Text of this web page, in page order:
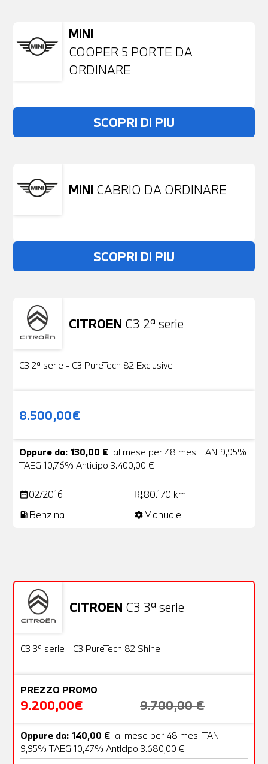
MINI
COOPER 5 PORTE DA
ORDINARE
SCOPRI DI PIU
MINI CABRIO DA ORDINARE
SCOPRI DI PIU
CITROEN C3 2ª serie
Usato
C3 2ª serie - C3 PureTech 82 Exclusive
8.500,00€
Oppure da: 130,00 € al mese per 48 mesi TAN 9,95%
TAEG 10,76% Anticipo 3.400,00 €
date_range02/2016 add_road80.170 km
local_gas_station Benzina settingsManuale
CITROEN C3 3ª serie
OFFERTA
Usato
C3 3ª serie - C3 PureTech 82 Shine
PREZZO PROMO
9.200,00€ 9.700,00 €
Oppure da: 140,00 € al mese per 48 mesi TAN
9,95% TAEG 10,47% Anticipo 3.680,00 €